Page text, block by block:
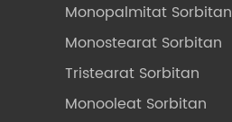
Monopalmitat Sorbitan
Monostearat Sorbitan
Tristearat Sorbitan
Monooleat Sorbitan